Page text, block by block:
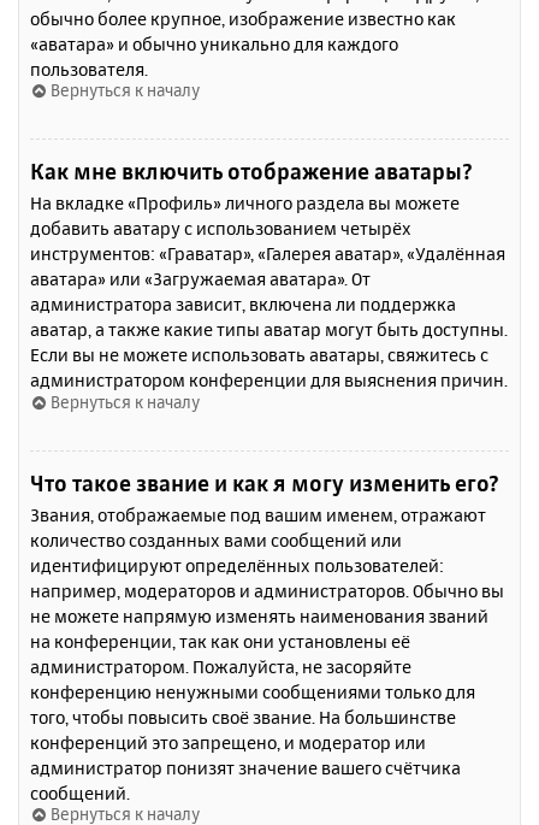
обычно более крупное, изображение известно как
«аватара» и обычно уникально для каждого
пользователя.
Вернуться к началу
Как мне включить отображение аватары?
На вкладке «Профиль» личного раздела вы можете
добавить аватару с использованием четырёх
инструментов: «Граватар», «Галерея аватар», «Удалённая
аватара» или «Загружаемая аватара». От
администратора зависит, включена ли поддержка
аватар, а также какие типы аватар могут быть доступны.
Если вы не можете использовать аватары, свяжитесь с
администратором конференции для выяснения причин.
Вернуться к началу
Что такое звание и как я могу изменить его?
Звания, отображаемые под вашим именем, отражают
количество созданных вами сообщений или
идентифицируют определённых пользователей:
например, модераторов и администраторов. Обычно вы
не можете напрямую изменять наименования званий
на конференции, так как они установлены её
администратором. Пожалуйста, не засоряйте
конференцию ненужными сообщениями только для
того, чтобы повысить своё звание. На большинстве
конференций это запрещено, и модератор или
администратор понизят значение вашего счётчика
сообщений.
Вернуться к началу